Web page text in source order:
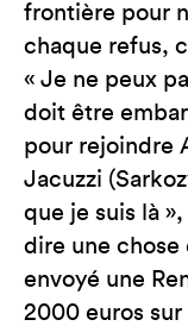
frontière pour
chaque refus,
« Je ne peux
doit être
pour rejoindre
Jacuzzi
que je suis là
dire une chose
envoyé une
2000 euros sur